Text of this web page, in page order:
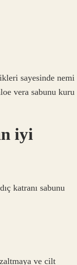
sayesinde nemi
vera sabunu kuru
iyi
katranı sabunu
ve cilt